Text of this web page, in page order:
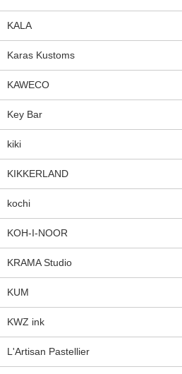
KALA
Karas Kustoms
KAWECO
Key Bar
kiki
KIKKERLAND
kochi
KOH-I-NOOR
KRAMA Studio
KUM
KWZ ink
L'Artisan Pastellier